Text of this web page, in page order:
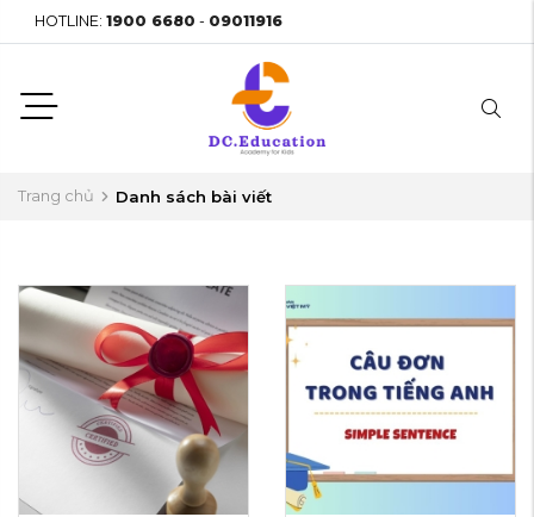
HOTLINE: 1900 6680 - 09011916
Trang chủ Danh sách bài viết